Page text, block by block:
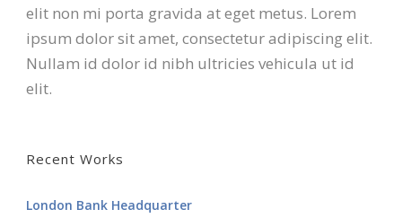
elit non mi porta gravida at eget metus. Lorem
ipsum dolor sit amet, consectetur adipiscing elit.
Nullam id dolor id nibh ultricies vehicula ut id
elit.
Recent Works
London Bank Headquarter